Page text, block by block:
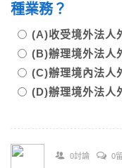
種業務？
(A)收受境外法人
(B)辦理境外法人
(C)辦理境內法
(D)辦理境外法人
0討論 0